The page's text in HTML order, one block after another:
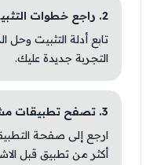
2. راجع خطوات التثبيت
تابع أدلة التثبيت وحل
التجربة جديدة عليك.
3. تصفح تطبيقات مشابهة
ارجع إلى صفحة
أكثر من تطبيق قبل